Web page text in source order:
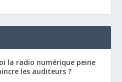
la radio numérique peine
les auditeurs ?